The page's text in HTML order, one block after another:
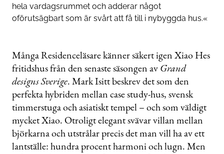
hela vardagsrummet och adderar något
oförutsägbart som är svårt att få till i nybyggda hus.«
Många Residenceläsare känner säkert igen Xiao Hes
fritidshus från den senaste säsongen avGrand
designs Sverige. Mark Isitt beskrev det som den
perfekta hybriden mellan case study-hus, svensk
timmerstuga och asiatiskt tempel – och som väldigt
mycket Xiao. Otroligt elegant svävar villan mellan
björkarna och utstrålar precis det man vill ha av ett
lantställe: hundra procent harmoni och lugn. Men